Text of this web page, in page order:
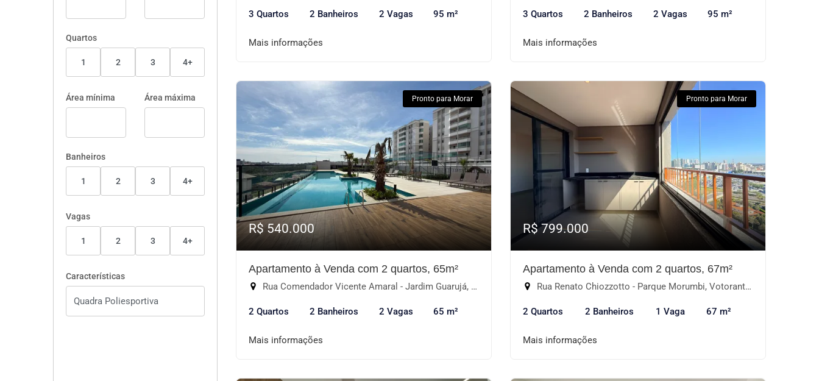
Quartos
1 2 3 4+
Área mínima Área máxima
Banheiros
1 2 3 4+
Vagas
1 2 3 4+
Características
3 Quartos 2 Banheiros 2 Vagas 95 m²
Mais informações
3 Quartos 2 Banheiros 2 Vagas 95 m²
Mais informações
Pronto para Morar
R$ 540.000
Apartamento à Venda com 2 quartos, 65m²
Rua Comendador Vicente Amaral - Jardim Guarujá, Sorocaba-SP
2 Quartos 2 Banheiros 2 Vagas 65 m²
Mais informações
Pronto para Morar
R$ 799.000
Apartamento à Venda com 2 quartos, 67m²
Rua Renato Chiozzotto - Parque Morumbi, Votorantim-SP
2 Quartos 2 Banheiros 1 Vaga 67 m²
Mais informações